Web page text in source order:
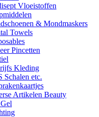
Vloeistoffen
& Mondmaskers
Towels
Pincetten
Kleding
Schalen etc.
Artikelen Beauty